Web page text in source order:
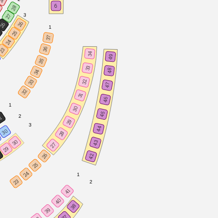
3
1
2
3
1
2
1
6
26
27
28
24
25
26
30
37
36
35
32
34
29
33
30
34
33
32
23
49
48
31
24
25
30
29
47
27
26
44
46
45
28
43
42
39
40
41
38